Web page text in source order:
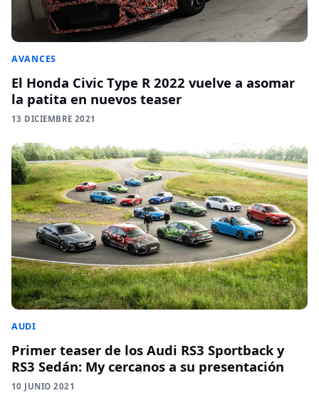
AVANCES
El Honda Civic Type R 2022 vuelve a asomar
la patita en nuevos teaser
13 DICIEMBRE 2021
AUDI
Primer teaser de los Audi RS3 Sportback y
RS3 Sedán: My cercanos a su presentación
10 JUNIO 2021